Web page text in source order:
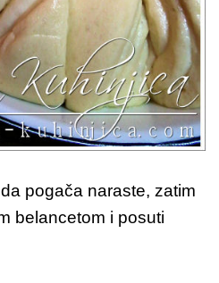
pogača naraste, zatim
belancetom i posuti